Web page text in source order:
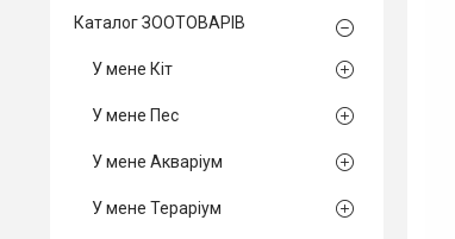
Каталог ЗООТОВАРІВ
У мене Кіт
У мене Пес
У мене Акваріум
У мене Тераріум